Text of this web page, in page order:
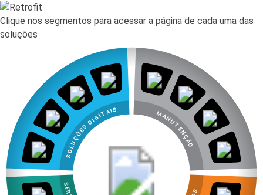
Clique nos segmentos para acessar a página de cada uma das
soluções
MANUTENÇÃO
SOLUÇÕES DIGITAIS